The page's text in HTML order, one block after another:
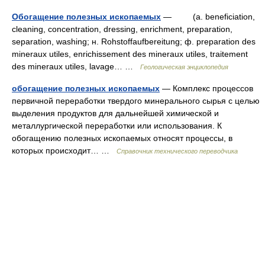
Обогащение полезных ископаемых — (a. beneficiation,
cleaning, concentration, dressing, enrichment, preparation,
separation, washing; н. Rohstoffaufbereitung; ф. preparation des
mineraux utiles, enrichissement des mineraux utiles, traitement
des mineraux utiles, lavage… …
Геологическая энциклопедия
обогащение полезных ископаемых — Комплекс процессов
первичной переработки твердого минерального сырья с целью
выделения продуктов для дальнейшей химической и
металлургической переработки или использования. К
обогащению полезных ископаемых относят процессы, в
которых происходит… …
Справочник технического переводчика